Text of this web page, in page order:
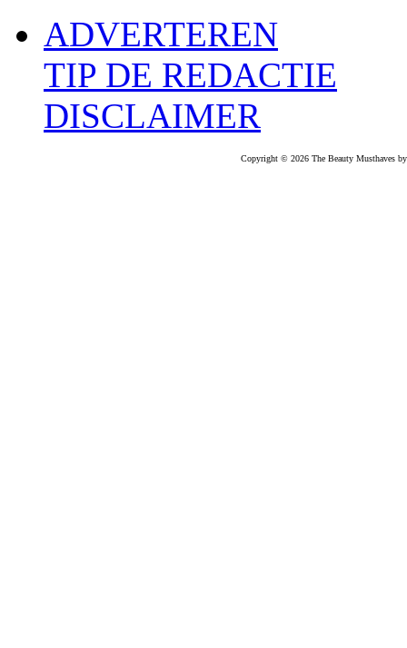
ADVERTEREN
TIP DE REDACTIE
DISCLAIMER
Copyright © 2026 The Beauty Musthaves